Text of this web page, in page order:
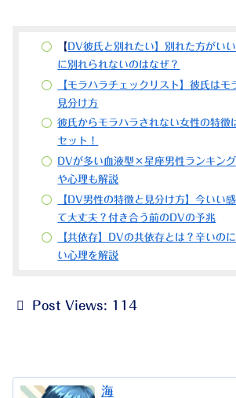
【 DV彼氏と別れたい】別れた方がい
に別れられないのはなぜ？
【モラハラチェックリスト】彼氏はモ
見分け方
彼氏からモラハラされない女性の特徴
セット！
DVが多い血液型×星座男性ランキン
や心理も解説
【DV男性の特徴と見分け方】今いい
て大丈夫？付き合う前のDVの予兆
【共依存】DVの共依存とは？辛いの
い心理を解説
Post Views: 114
海